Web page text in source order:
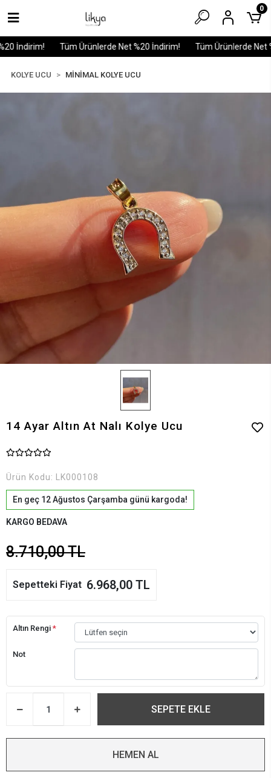
İndirim! Tüm Ürünlerde Net %20 İndirim! Tüm Ürünlerde Net
0
KOLYE UCU MİNİMAL KOLYE UCU
14 Ayar Altın At Nalı Kolye Ucu
Ürün Kodu: LK000108
En geç 12 Ağustos Çarşamba günü kargoda!
KARGO BEDAVA
8.710,00 TL
Sepetteki Fiyat 6.968,00 TL
Altın Rengi *
Not
SEPETE EKLE
HEMEN AL